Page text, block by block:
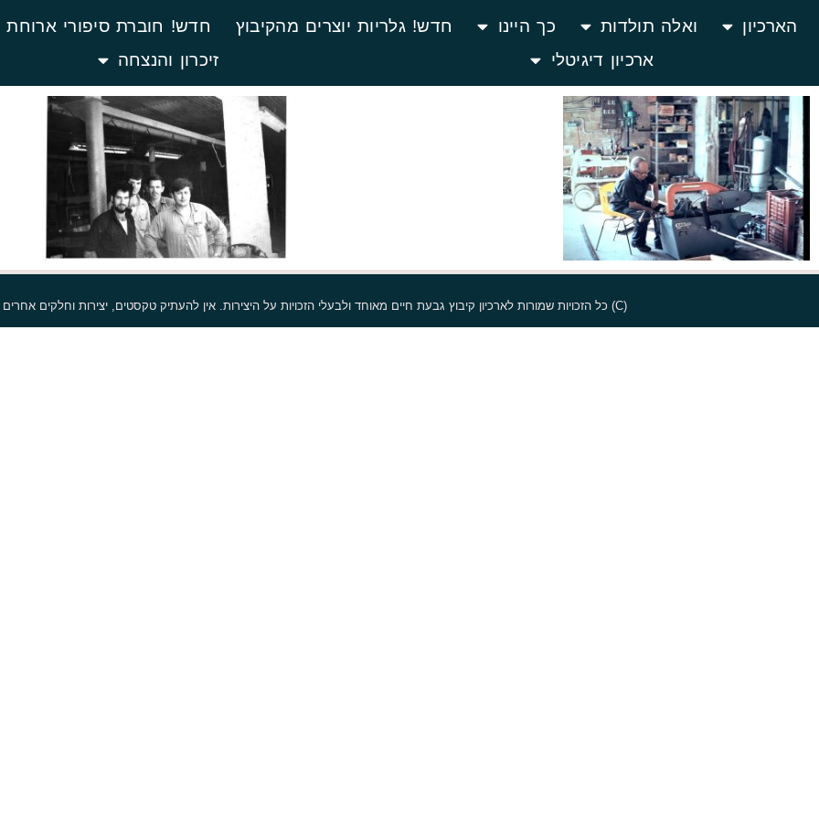
הארכיון ואלה תולדות כך היינו חדש! גלריות יוצרים מהקיבוץ
חדש! חוברת סיפורי ארוחת
ארכיון דיגיטלי
זיכרון והנצחה
(C) כל הזכויות שמורות לארכיון קיבוץ גבעת חיים מאוחד ולבעלי הזכויות על היצירות. אין להעתיק טקסטים, יצירות וחלקים אחרים מן האתר ללא קבלת אישור מארכיון הקיבוץ